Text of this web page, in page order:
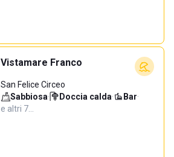
Vistamare Franco
San Felice Circeo
Sabbiosa· Doccia calda· Bar·
e altri 7…